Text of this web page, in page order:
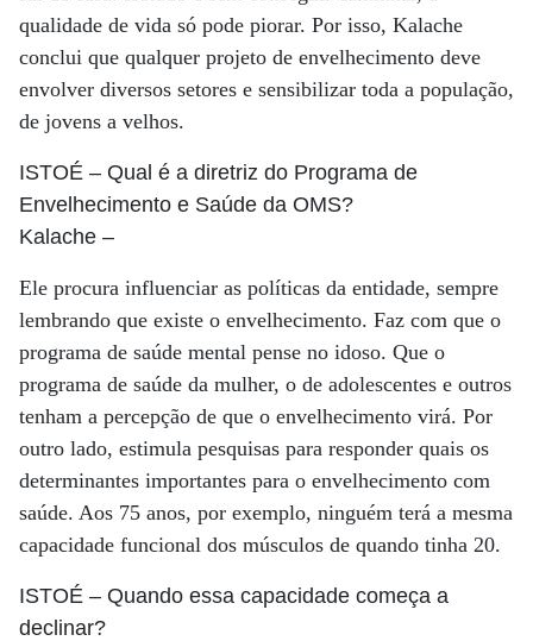
qualidade de vida só pode piorar. Por isso, Kalache
conclui que qualquer projeto de envelhecimento deve
envolver diversos setores e sensibilizar toda a população,
de jovens a velhos.
ISTOÉ – Qual é a diretriz do Programa de
Envelhecimento e Saúde da OMS?
Kalache –
Ele procura influenciar as políticas da entidade, sempre
lembrando que existe o envelhecimento. Faz com que o
programa de saúde mental pense no idoso. Que o
programa de saúde da mulher, o de adolescentes e outros
tenham a percepção de que o envelhecimento virá. Por
outro lado, estimula pesquisas para responder quais os
determinantes importantes para o envelhecimento com
saúde. Aos 75 anos, por exemplo, ninguém terá a mesma
capacidade funcional dos músculos de quando tinha 20.
ISTOÉ – Quando essa capacidade começa a
declinar?